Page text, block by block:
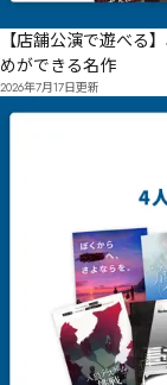
【店舗公演で遊べる
めができる名作
2026年7月17日更新